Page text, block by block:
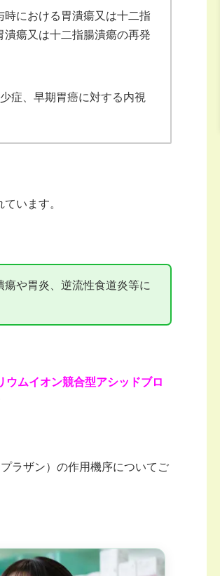
における胃潰瘍又は十二指
瘍又は十二指腸潰瘍の再発
症、早期胃癌に対する内視
います。
や胃炎、逆流性食道炎等に
ウムイオン競合型アシッドブロ
ラザン）の作用機序についてご